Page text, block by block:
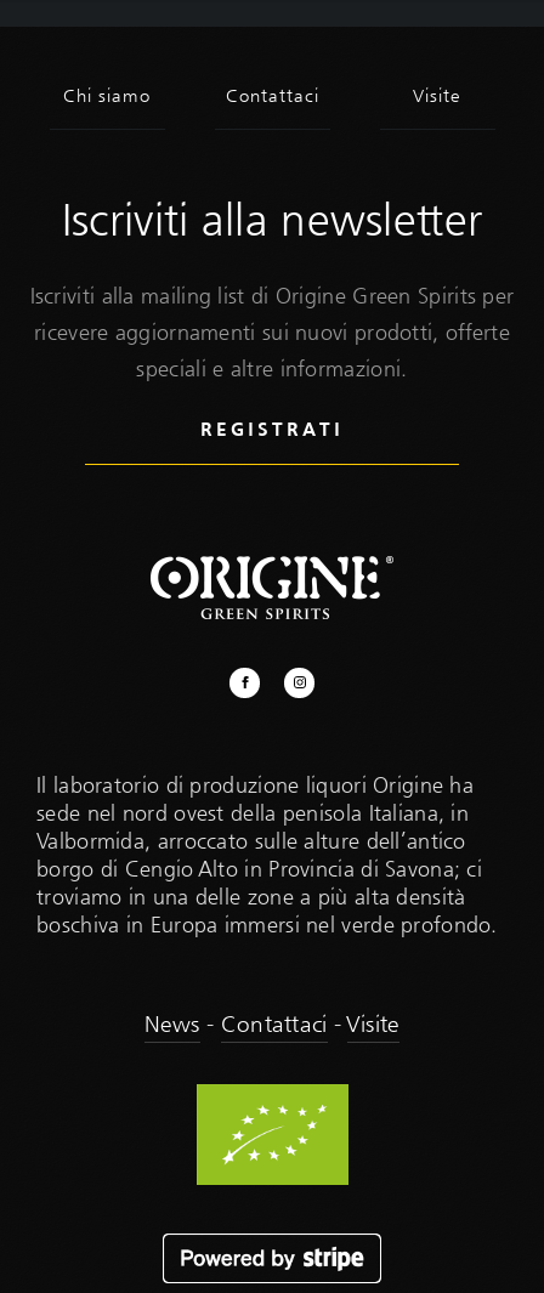
Iscriviti alla newsletter
Iscriviti alla mailing list di Origine Green Spirits per
ricevere aggiornamenti sui nuovi prodotti, offerte
speciali e altre informazioni.
Il laboratorio di produzione liquori Origine ha
sede nel nord ovest della penisola Italiana, in
Valbormida, arroccato sulle alture dell’antico
borgo di Cengio Alto in Provincia di Savona; ci
troviamo in una delle zone a più alta densità
boschiva in Europa immersi nel verde profondo.
News - Contattaci -Visite